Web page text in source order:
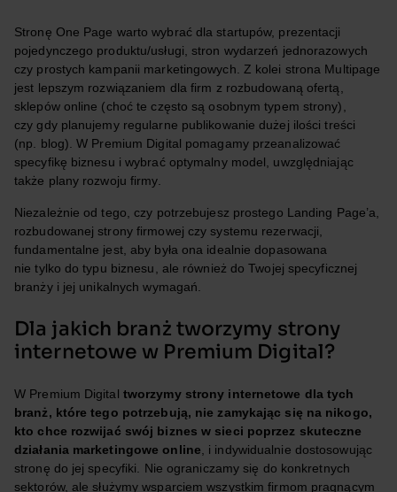
Stronę One Page warto wybrać dla startupów, prezentacji
pojedynczego produktu/usługi, stron wydarzeń jednorazowych
czy prostych kampanii marketingowych. Z kolei strona Multipage
jest lepszym rozwiązaniem dla firm z rozbudowaną ofertą,
sklepów online (choć te często są osobnym typem strony),
czy gdy planujemy regularne publikowanie dużej ilości treści
(np. blog). W Premium Digital pomagamy przeanalizować
specyfikę biznesu i wybrać optymalny model, uwzględniając
także plany rozwoju firmy.
Niezależnie od tego, czy potrzebujesz prostego Landing Page’a,
rozbudowanej strony firmowej czy systemu rezerwacji,
fundamentalne jest, aby była ona idealnie dopasowana
nie tylko do typu biznesu, ale również do Twojej specyficznej
branży i jej unikalnych wymagań.
Dla jakich branż tworzymy strony
internetowe w Premium Digital?
W Premium Digital tworzymy strony internetowe dla tych
branż, które tego potrzebują, nie zamykając się na nikogo,
kto chce rozwijać swój biznes w sieci poprzez skuteczne
działania marketingowe online , i indywidualnie dostosowując
stronę do jej specyfiki. Nie ograniczamy się do konkretnych
sektorów, ale służymy wsparciem wszystkim firmom pragnącym